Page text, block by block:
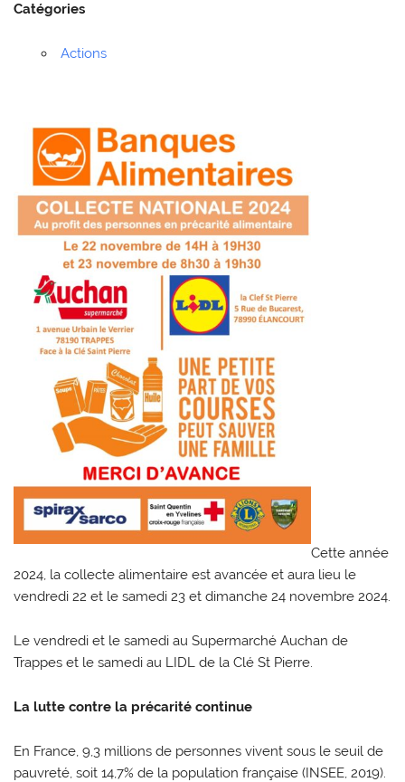
Catégories
Actions
Cette année
2024, la collecte alimentaire est avancée et aura lieu le
vendredi 22 et le samedi 23 et dimanche 24 novembre 2024.
Le vendredi et le samedi au Supermarché Auchan de
Trappes et le samedi au LIDL de la Clé St Pierre.
La lutte contre la précarité continue
En France, 9,3 millions de personnes vivent sous le seuil de
pauvreté, soit 14,7% de la population française (INSEE, 2019).